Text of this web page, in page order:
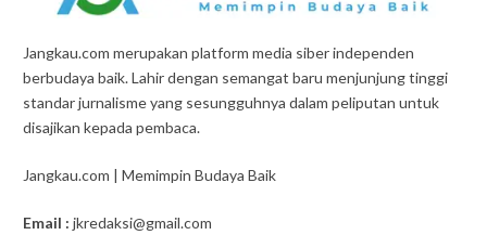
Jangkau.com merupakan platform media siber independen
berbudaya baik. Lahir dengan semangat baru menjunjung tinggi
standar jurnalisme yang sesungguhnya dalam peliputan untuk
disajikan kepada pembaca.
Jangkau.com | Memimpin Budaya Baik
Email : jkredaksi@gmail.com